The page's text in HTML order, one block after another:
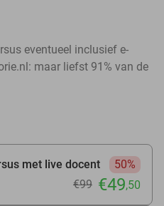
eventueel inclusief e-
maar liefst 91% van de
met live docent
50%
€99 €49,50